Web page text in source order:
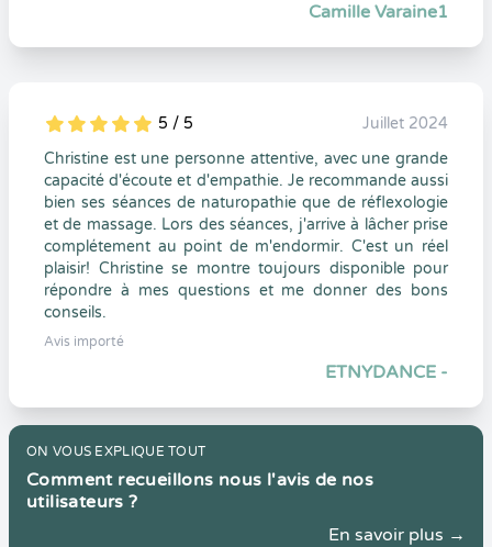
Camille Varaine1
5
1
5
0 5 / 5
Juillet 2024
Christine est une personne attentive, avec une grande
capacité d'écoute et d'empathie. Je recommande aussi
bien ses séances de naturopathie que de réflexologie
et de massage. Lors des séances, j'arrive à lâcher prise
complétement au point de m'endormir. C'est un réel
plaisir! Christine se montre toujours disponible pour
répondre à mes questions et me donner des bons
conseils.
Avis importé
ETNYDANCE -
ON VOUS EXPLIQUE TOUT
Comment recueillons nous l'avis de nos
utilisateurs ?
En savoir plus →